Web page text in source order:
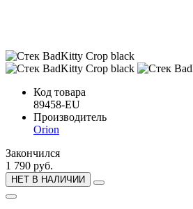
Код товара
89458-EU
Производитель
Orion
Закончился
1 790 руб.
НЕТ В НАЛИЧИИ